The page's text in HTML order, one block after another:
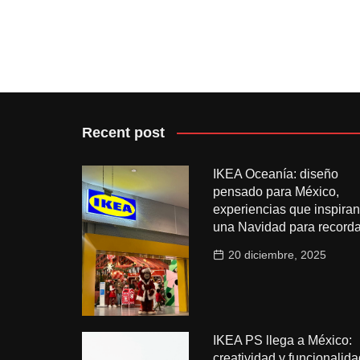
Recent post
IKEA Oceanía: diseño
pensado para México,
experiencias que
una Navidad para
20 diciembre, 2025
IKEA PS llega a México: